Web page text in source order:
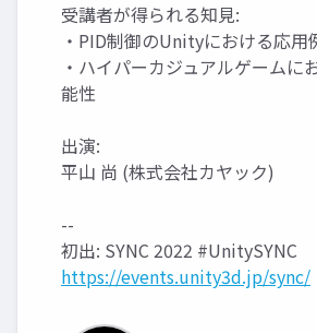
受講者が得られる知見:
・PID制御のUnityにおける応用
・ハイパーカジュアルゲームに
能性
出演:
平山 尚 (株式会社カヤック)
--
初出: SYNC 2022 #UnitySYNC
https://events.unity3d.jp/sync/